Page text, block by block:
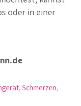
oder in einer
, Schmerzen,